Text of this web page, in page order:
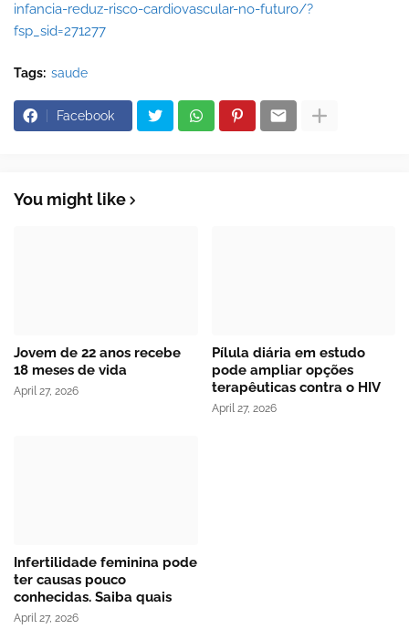
infancia-reduz-risco-cardiovascular-no-futuro/?
fsp_sid=271277
Tags: saude
Facebook
You might like
Jovem de 22 anos recebe
18 meses de vida
April 27, 2026
Pílula diária em estudo
pode ampliar opções
terapêuticas contra o HIV
April 27, 2026
Infertilidade feminina pode
ter causas pouco
conhecidas. Saiba quais
April 27, 2026